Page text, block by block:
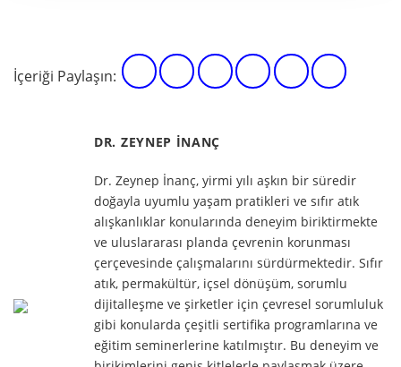
İçeriği Paylaşın:
DR. ZEYNEP İNANÇ
Dr. Zeynep İnanç, yirmi yılı aşkın bir süredir
doğayla uyumlu yaşam pratikleri ve sıfır atık
alışkanlıklar konularında deneyim biriktirmekte
ve uluslararası planda çevrenin korunması
çerçevesinde çalışmalarını sürdürmektedir. Sıfır
atık, permakültür, içsel dönüşüm, sorumlu
dijitalleşme ve şirketler için çevresel sorumluluk
gibi konularda çeşitli sertifika programlarına ve
eğitim seminerlerine katılmıştır. Bu deneyim ve